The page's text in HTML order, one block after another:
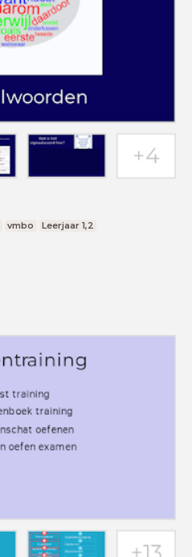
vmbo Leerjaar 1,2